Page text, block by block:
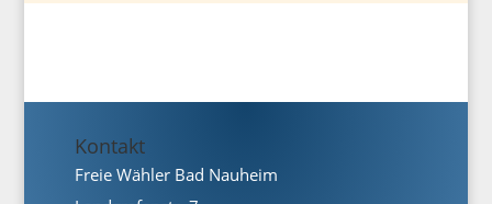
Kontakt
Freie Wähler Bad Nauheim